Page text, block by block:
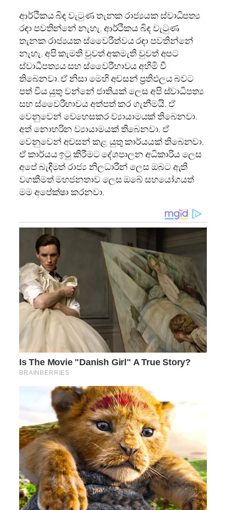
ආර්ථිකය බිඳ වැටුණ තැනක රාජ්‍යයක ස්වාධිපත්‍ය
රඳා පවතින්නේ නැහැ. ආර්ථිකය බිඳ වැටුණ
තැනක රාජ්‍යයක ස්වෛරීත්වය රඳා පවතින්නේ
නැහැ. අපි කැමති වුවත් අකමැති වුවත් අපට
ස්වාධීපත්‍යය සහ ස්වෛරීභාවය අහිමි වී
තිබෙනවා. ඒ නිසා මෙහි අවසන් ප්‍රතිඵලය බවට
පත් විය යුතු වන්නේ ජාතියක් ලෙස අපි ස්වාධිපත්‍ය
සහ ස්වෛරීභාවය අත්පත් කර ගැනීමයි. ඒ
වෙනුවෙන් වෙහෙසකර ව්‍යායාමයක් තිබෙනවා.
අත් නොහරින ව්‍යායාමයක් තිබෙනවා. ඒ
වෙනුවෙන් අවසන් කළ යුතු කාර්යයක් තිබෙනවා.
ඒ කාර්යය ඉටු කිරීමට දේශපාලන අධිකාරිය ලෙස
අපේ බැඳීමත් රාජ්‍ය නිලධාරීන් ලෙස ඔබට ඇති
වගකීමත් මහජනතාව ලෙස ඔබේ සහයෝගයත්
මම අපේක්ෂා කරනවා.